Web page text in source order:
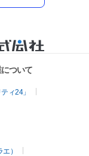
ついて
ィ24」
）